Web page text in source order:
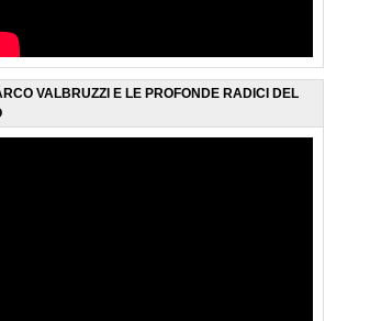
VALBRUZZI E LE PROFONDE RADICI DEL